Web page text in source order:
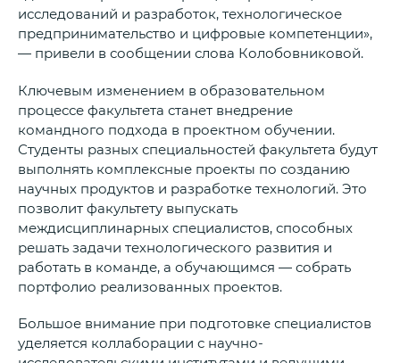
исследований и разработок, технологическое
предпринимательство и цифровые компетенции»,
— привели в сообщении слова Колобовниковой.
Ключевым изменением в образовательном
процессе факультета станет внедрение
командного подхода в проектном обучении.
Студенты разных специальностей факультета будут
выполнять комплексные проекты по созданию
научных продуктов и разработке технологий. Это
позволит факультету выпускать
междисциплинарных специалистов, способных
решать задачи технологического развития и
работать в команде, а обучающимся — собрать
портфолио реализованных проектов.
Большое внимание при подготовке специалистов
уделяется коллаборации с научно-